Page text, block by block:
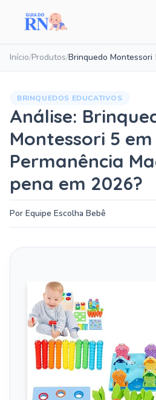
Início/Produtos/
BRINQUEDOS EDUCATIVOS
Análise:
Montessori 5 em
Permanência
pena em 2026?
Por Equipe Escolha Bebê